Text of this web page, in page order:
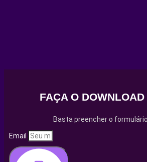
FAÇA O
Basta preencher o
Email